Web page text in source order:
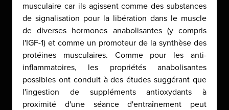
musculaire car ils agissent comme des substances
de signalisation pour la libération dans le muscle
de diverses hormones anabolisantes (y compris
l'IGF-1) et comme un promoteur de la synthèse des
protéines musculaires. Comme pour les anti-
inflammatoires, les propriétés anabolisantes
possibles ont conduit à des études suggérant que
l'ingestion de suppléments antioxydants à
proximité d'une séance d'entraînement peut